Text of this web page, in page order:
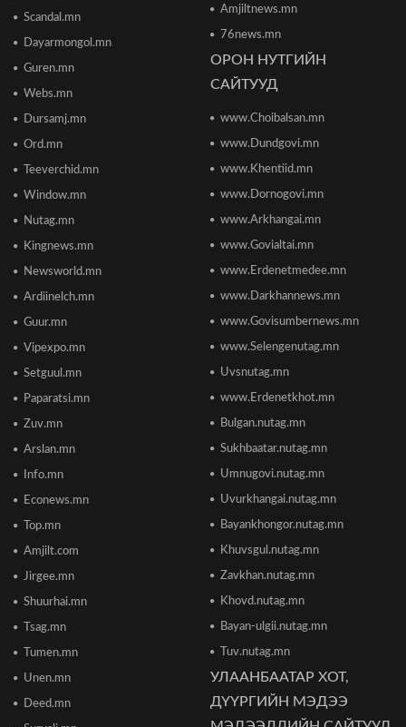
Сонсголгүй төрийн СОНСГОЛ-2
2026/06/19 10:17
Сонсголгүй төрийн СОНСГОЛ-2
Монгол Улсын дэлхийд өрсөлдөх чадвар 75
улсаас 67-рт бичигджээ
ТӨВҮҮДИЙН БАЙРШИЛ
2026/06/17 12:20
Отгонтэнгэр хайрханы тахилгад оролцохоор
ирж буй иргэдийн анхааралд
2026/06/16 15:28
Парламент хар тамхины хэргийн ялын
2026/06/16 15:49
Ши Жиньпин Монголд айлчилна
"The MongolZ" баг IEM Cologne Major-2026
тэмцээнийг гуравдугаар шатнаас өндөрлүүллээ
Scandal.mn
Dayarmongol.mn
Guren.mn
Webs.mn
Dursamj.mn
Ord.mn
Teeverchid.mn
Window.mn
Nutag.mn
Kingnews.mn
Newsworld.mn
Ardiinelch.mn
Guur.mn
Vipexpo.mn
Setguul.mn
Paparatsi.mn
Zuv.mn
Arslan.mn
Info.mn
Econews.mn
Top.mn
Amjilt.com
Jirgee.mn
Shuurhai.mn
Tsag.mn
Tumen.mn
Unen.mn
Deed.mn
Amjiltnews.mn
76news.mn
ОРОН НУТГИЙН
САЙТУУД
www.Choibalsan.mn
www.Dundgovi.mn
www.Khentiid.mn
www.Dornogovi.mn
www.Arkhangai.mn
www.Govialtai.mn
www.Erdenetmedee.mn
www.Darkhannews.mn
www.Govisumbernews.mn
www.Selengenutag.mn
Uvsnutag.mn
www.Erdenetkhot.mn
Bulgan.nutag.mn
Sukhbaatar.nutag.mn
Umnugovi.nutag.mn
Uvurkhangai.nutag.mn
Bayankhongor.nutag.mn
Khuvsgul.nutag.mn
Zavkhan.nutag.mn
Khovd.nutag.mn
Bayan-ulgii.nutag.mn
Tuv.nutag.mn
УЛААНБААТАР ХОТ,
ДҮҮРГИЙН МЭДЭЭ